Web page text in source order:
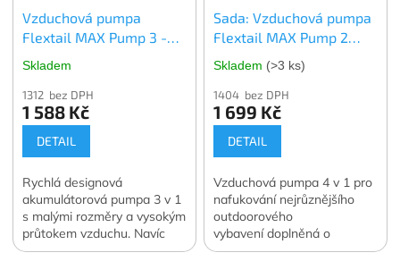
Vzduchová pumpa
Flextail MAX Pump 3 -
ROZBALENO
Skladem
1312 bez DPH
1 588 Kč
DETAIL
Rychlá designová
akumulátorová pumpa 3 v 1
s malými rozměry a vysokým
průtokem vzduchu. Navíc
funkce svítilny a vakuové
Sada: Vzduchová pumpa
Flextail MAX Pump 2
Plus + univerzální
redukce s příčkou
Skladem (>3 ks)
1404 bez DPH
1 699 Kč
DETAIL
Vzduchová pumpa 4 v 1 pro
nafukování nejrůznějšího
outdoorového
vybavení doplněná o
univerzální redukci s příčkou